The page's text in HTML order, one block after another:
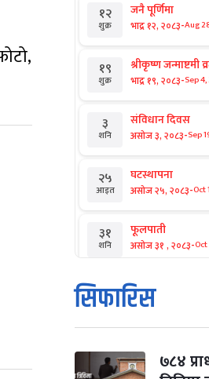
१२
शुक्र
जनै पूर्णिमा
भाद्र १२, २०८३-Aug
१९
शुक्र
श्रीकृष्ण जन्माष्टमी
भाद्र १९, २०८३-Sep
३
शनि
संविधान दिवस
असोज ३, २०८३-Sep
२५
आइत
घटस्थापना
असोज २५, २०८३-Oct
३१
शनि
फूलपाती
असोज ३१ , २०८३-Oct
१
आइत
कार्तिक सङ्क्रान्ति
कार्तिक १, २०८३
मंगल कार्तिक ३, २०८३ -Oct
सिफारिस
७८४